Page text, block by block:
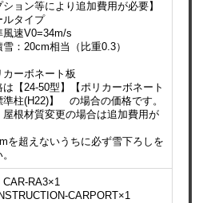
ョン等により追加費用が必要】
タイプ
風速V0=34m/s
：20cm相当（比重0.3）
カーボネート板
【24-50型】【ポリカーボネート
準柱(H22)】 の場合の価格です。
屋根材質変更の場合は追加費用が
を超えないうちに必ず雪下ろしを
CAR-RA3×1
CARPORT×1